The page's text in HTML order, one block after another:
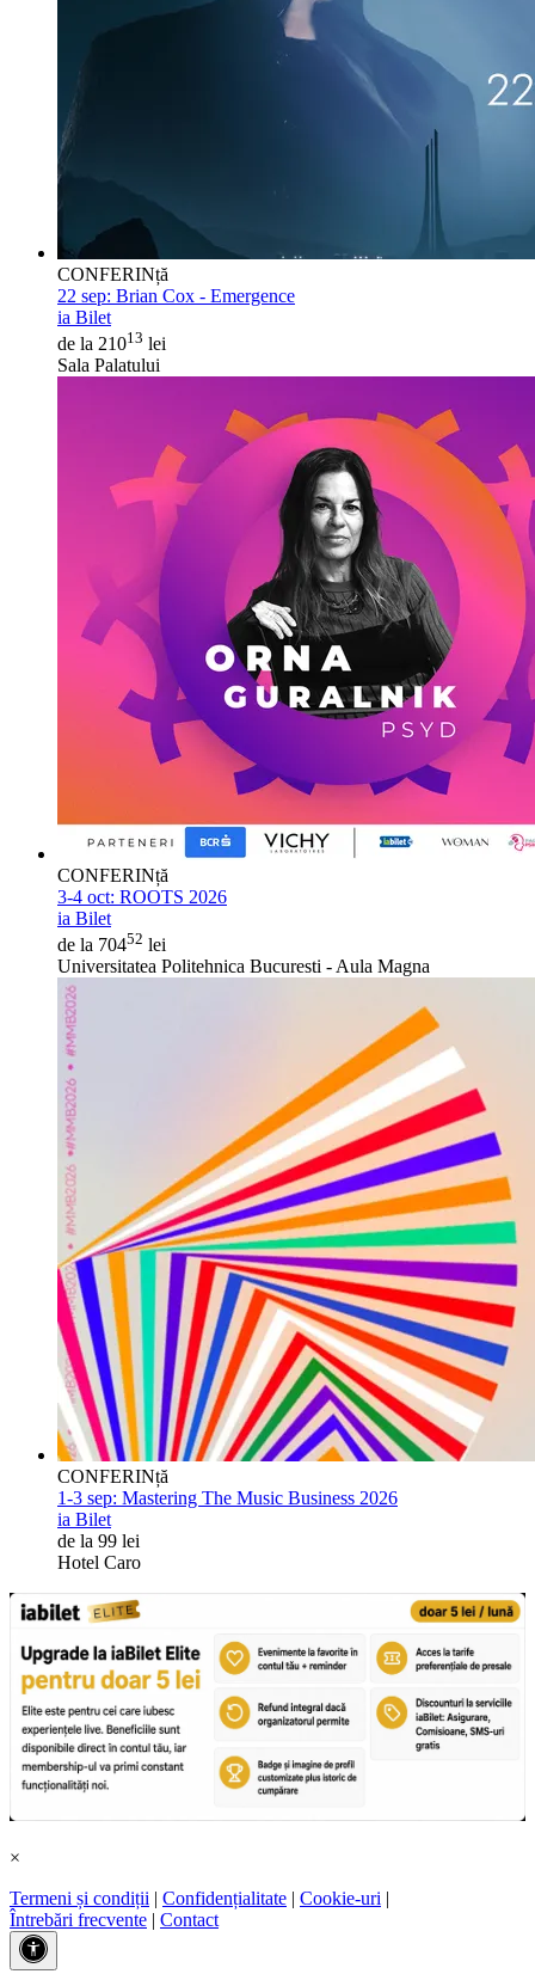
CONFERINță
22 sep: Brian Cox - Emergence
ia Bilet
de la 21013 lei
Sala Palatului
CONFERINță
3-4 oct: ROOTS 2026
ia Bilet
de la 70452 lei
Universitatea Politehnica Bucuresti - Aula Magna
CONFERINță
1-3 sep: Mastering The Music Business 2026
ia Bilet
de la 99 lei
Hotel Caro
×
Termeni și condiții | Confidențialitate | Cookie-uri |
Întrebări frecvente | Contact